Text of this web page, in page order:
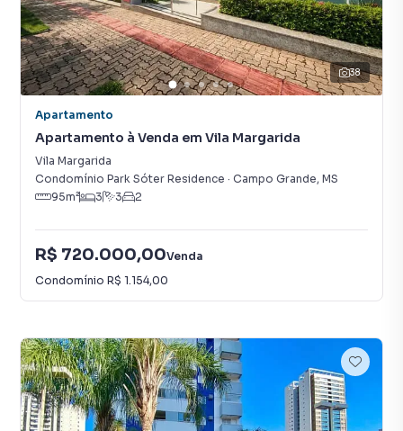
38
Apartamento
Apartamento à Venda em Vila Margarida
Vila Margarida
Condomínio Park Sóter Residence · Campo Grande, MS
95m² 3 3 2
R$ 720.000,00Venda
Condomínio R$ 1.154,00